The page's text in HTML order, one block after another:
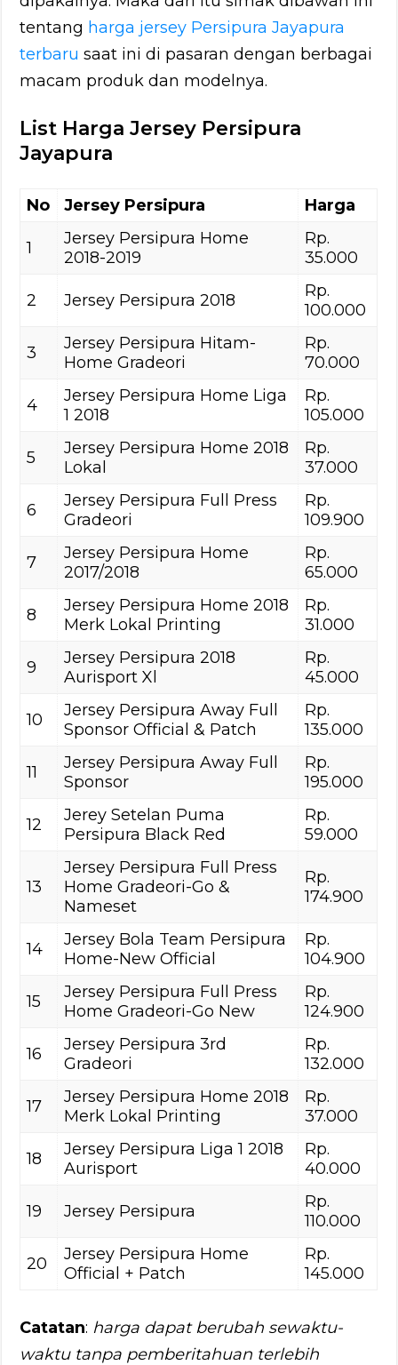
tentang harga jersey Persipura Jayapura
terbaru saat ini di pasaran dengan berbagai
macam produk dan modelnya.
List Harga Jersey Persipura
Jayapura
No Jersey Persipura Harga
1
Jersey Persipura Home
2018-2019
Rp.
35.000
2 Jersey Persipura 2018
Rp.
100.000
3
Jersey Persipura Hitam-
Home Gradeori
Rp.
70.000
4
Jersey Persipura Home Liga
1 2018
Rp.
105.000
5
Jersey Persipura Home 2018
Lokal
Rp.
37.000
6
Jersey Persipura Full Press
Gradeori
Rp.
109.900
7
Jersey Persipura Home
2017/2018
Rp.
65.000
8
Jersey Persipura Home 2018
Merk Lokal Printing
Rp.
31.000
9
Jersey Persipura 2018
Aurisport Xl
Rp.
45.000
10
Jersey Persipura Away Full
Sponsor Official & Patch
Rp.
135.000
11
Jersey Persipura Away Full
Sponsor
Rp.
195.000
12
Jerey Setelan Puma
Persipura Black Red
Rp.
59.000
13
Jersey Persipura Full Press
Home Gradeori-Go &
Nameset
Rp.
174.900
14
Jersey Bola Team Persipura
Home-New Official
Rp.
104.900
15
Jersey Persipura Full Press
Home Gradeori-Go New
Rp.
124.900
16
Jersey Persipura 3rd
Gradeori
Rp.
132.000
17
Jersey Persipura Home 2018
Merk Lokal Printing
Rp.
37.000
18
Jersey Persipura Liga 1 2018
Aurisport
Rp.
40.000
19 Jersey Persipura
Rp.
110.000
20
Jersey Persipura Home
Official + Patch
Rp.
145.000
Catatan: harga dapat berubah sewaktu-
waktu tanpa pemberitahuan terlebih